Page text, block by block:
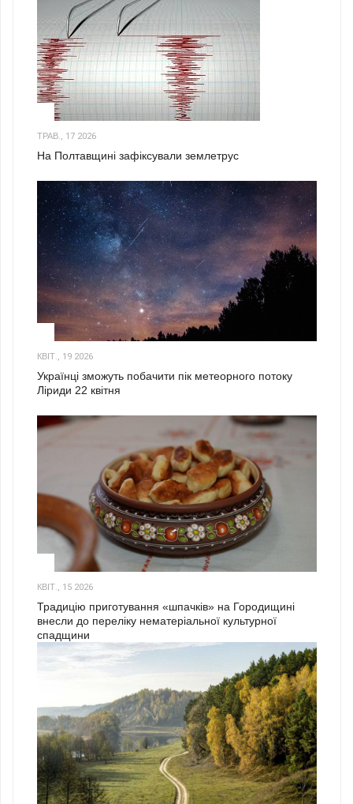
ТРАВ., 17 2026
На Полтавщині зафіксували землетрус
КВІТ., 19 2026
Українці зможуть побачити пік метеорного потоку
Ліриди 22 квітня
КВІТ., 15 2026
Традицію приготування «шпачків» на Городищині
внесли до переліку нематеріальної культурної
спадщини